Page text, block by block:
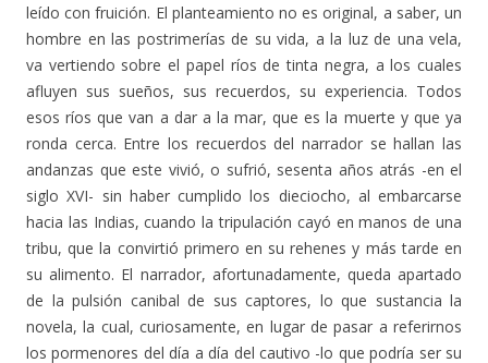
leído con fruición. El planteamiento no es original, a saber, un
hombre en las postrimerías de su vida, a la luz de una vela,
va vertiendo sobre el papel ríos de tinta negra, a los cuales
afluyen sus sueños, sus recuerdos, su experiencia. Todos
esos ríos que van a dar a la mar, que es la muerte y que ya
ronda cerca. Entre los recuerdos del narrador se hallan las
andanzas que este vivió, o sufrió, sesenta años atrás -en el
siglo XVI- sin haber cumplido los dieciocho, al embarcarse
hacia las Indias, cuando la tripulación cayó en manos de una
tribu, que la convirtió primero en su rehenes y más tarde en
su alimento. El narrador, afortunadamente, queda apartado
de la pulsión canibal de sus captores, lo que sustancia la
novela, la cual, curiosamente, en lugar de pasar a referirnos
los pormenores del día a día del cautivo -lo que podría ser su